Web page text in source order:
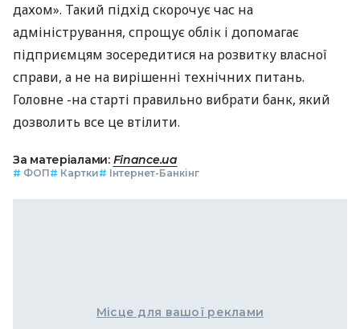
дахом». Такий підхід скорочує час на
адміністрування, спрощує облік і допомагає
підприємцям зосередитися на розвитку власної
справи, а не на вирішенні технічних питань.
Головне -на старті правильно вибрати банк, який
дозволить все це втілити.
За матеріалами: Finance.ua
# ФОП# Картки# Інтернет-Банкінг
Місце для вашої реклами